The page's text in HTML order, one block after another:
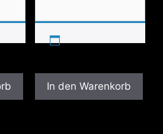
In den Warenkorb